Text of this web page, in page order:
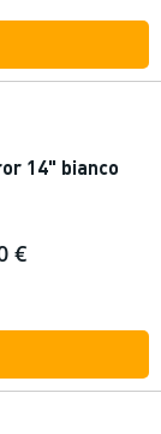
14" bianco
€